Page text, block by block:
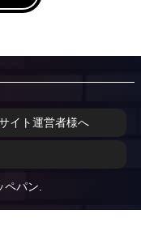
イト運営者様へ
パン.